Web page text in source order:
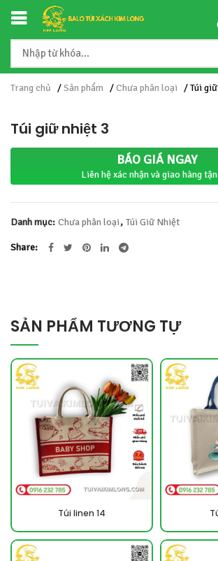
Trang chủ /Sản phẩm /Chưa phân loại / Túi
Túi giữ nhiệt 3
BÁO GIÁ NGAY
Liên hệ xác nhận và giao hàng
Danh mục: Chưa phân loại, Túi Giữ Nhiệt
Share
SẢN PHẨM TƯƠNG TỰ
Túi linen 14